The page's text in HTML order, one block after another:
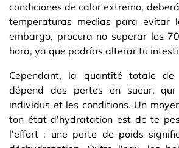
condiciones de calor extremo,
temperaturas medias para evitar
embargo, procura no superar los
hora, ya que podrías alterar tu
Cependant, la quantité totale
dépend des pertes en sueur,
individus et les conditions. Un
ton état d'hydratation est de te
l'effort : une perte de poids